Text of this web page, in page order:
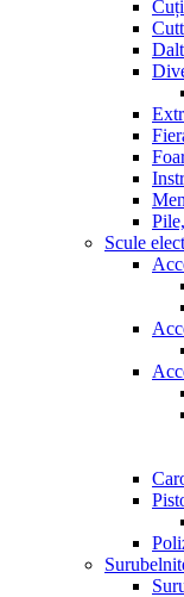
Scule